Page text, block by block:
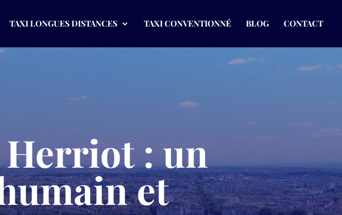
TAXI LONGUES DISTANCES TAXI CONVENTIONNÉ BLOG CONTACT
: un
et